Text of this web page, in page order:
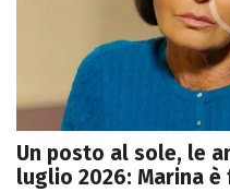
Un posto al sole, le
luglio 2026: Marina